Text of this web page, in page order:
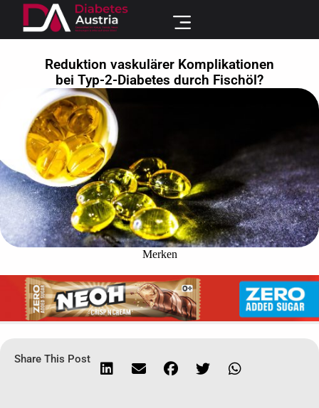
Reduktion vaskulärer Komplikationen
bei Typ-2-Diabetes durch Fischöl?
Merken
Share This Post